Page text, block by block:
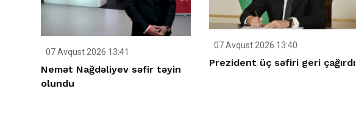
07 Avqust 2026 13:41
Nemət Nağdəliyev səfir təyin
olundu
07 Avqust 2026 13:40
Prezident üç səfiri geri çağırdı